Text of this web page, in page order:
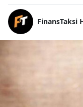
FinansTaksi